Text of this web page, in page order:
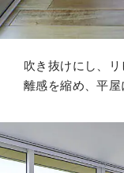
吹き抜けにし、
離感を縮め、平屋